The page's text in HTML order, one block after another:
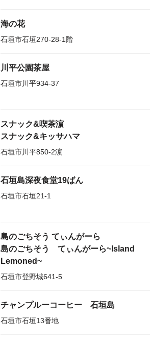
海の花
石垣市石垣270-28-1階
川平公園茶屋
石垣市川平934-37
スナック&喫茶濵
スナック&キッサハマ
石垣市川平850-2濵
石垣島深夜食堂19ばん
石垣市石垣21-1
島のごちそう てぃんがーら
島のごちそう てぃんがーら~Island
Lemoned~
石垣市登野城641-5
チャンプルーコーヒー 石垣島
石垣市石垣13番地